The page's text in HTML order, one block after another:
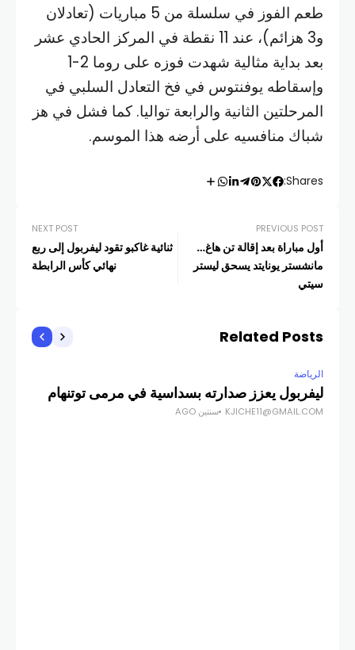
طعم الفوز في سلسلة من 5 مباريات (تعادلان
و3 هزائم)، عند 11 نقطة في المركز الحادي عشر
بعد بداية مثالية شهدت فوزه على روما 2-1
وإسقاطه يوفنتوس في فخ التعادل السلبي في
المرحلتين الثانية والرابعة تواليا. كما فشل في هز
شباك منافسيه على أرضه هذا الموسم.
Shares:
PREVIOUS POST
أول مباراة بعد إقالة تن هاغ…
مانشستر يونايتد يسحق ليستر
سيتي
NEXT POST
ثنائية غاكبو تقود ليفربول إلى ربع
نهائي كأس الرابطة
Related Posts
الرياضة
ليفربول يعزز صدارته بسداسية في مرمى توتنهام
KJICHE11@GMAIL.COM سنتين AGO